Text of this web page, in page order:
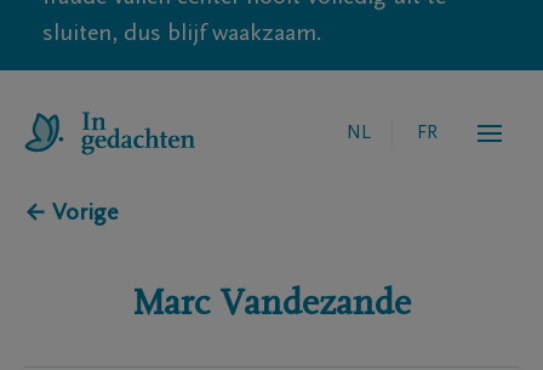
sluiten, dus blijf waakzaam.
NL FR
← Vorige
Marc Vandezande